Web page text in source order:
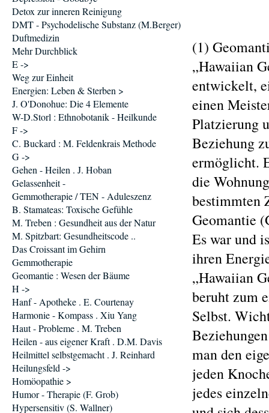
(1)
„Hawaiian
entwickelt,
einen
Platzierung
Beziehung
ermöglicht.
die
bestimmten
Geomantie
Es war und
ihren
„Hawaiian
beruht zum
Selbst.
man den
jeden
jedes
Detox zur inneren Reinigung
DMT - Psychodelische Substanz (M.Berger)
Duftmedizin
Mehr Durchblick
E ->
Weg zur Einheit
Energien: Leben & Sterben >
J. O'Donohue: Die 4 Elemente
W-D.Storl : Ethnobotanik - Heilkunde
F ->
C. Buckard : M. Feldenkrais Methode
G ->
Gehen - Heilen . J. Hoban
Gelassenheit -
Gemmotherapie / TEN - Aduleszenz
B. Stamateas: Toxische Gefühle
M. Treben : Gesundheit aus der Natur
M. Spitzbart: Gesundheitscode ..
Das Croissant im Gehirn
Gemmotherapie
Geomantie : Wesen der Bäume
H ->
Hanf - Apotheke . E. Courtenay
Harmonie - Kompass . Xiu Yang
Haut - Probleme . M. Treben
Heilen - aus eigener Kraft . D.M. Davis
Heilmittel selbstgemacht . J. Reinhard
Heilungsfeld ->
Homöopathie >
Humor - Therapie (F. Grob)
Hypersensitiv (S. Wallner)